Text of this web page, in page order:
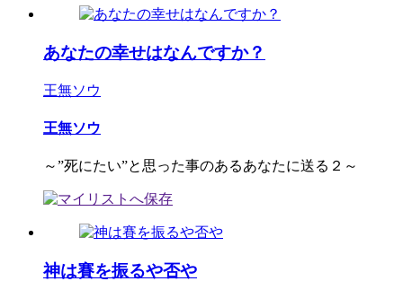
あなたの幸せはなんですか？
王無ソウ
王無ソウ
～”死にたい”と思った事のあるあなたに送る２～
神は賽を振るや否や